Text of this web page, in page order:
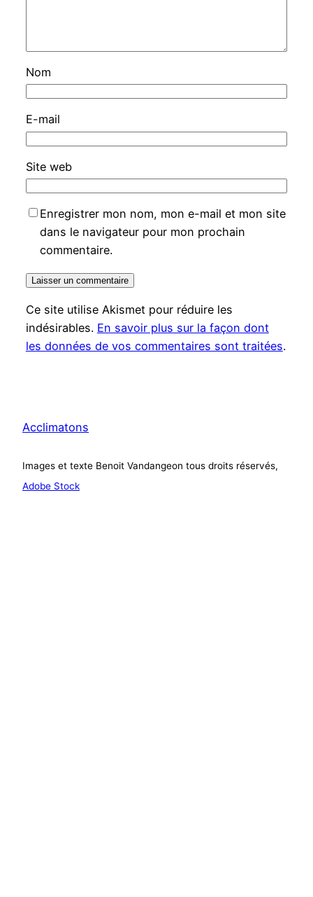
Nom
E-mail
Site web
Enregistrer mon nom, mon e-mail et mon site
dans le navigateur pour mon prochain
commentaire.
Ce site utilise Akismet pour réduire les
indésirables. En savoir plus sur la façon dont
les données de vos commentaires sont traitées.
Acclimatons
Images et texte Benoit Vandangeon tous droits réservés,
Adobe Stock